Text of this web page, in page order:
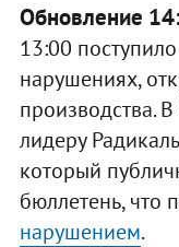
Обновление
13:00
нарушениях,
производства.
лидеру
который
бюллетень, что
нарушением.